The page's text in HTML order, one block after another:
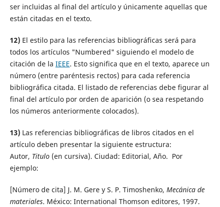
ser incluidas al final del artículo y únicamente aquellas que
están citadas en el texto.
12)El estilo para las referencias bibliográficas será para
todos los artículos "Numbered" siguiendo el modelo de
citación de la IEEE. Esto significa que en el texto, aparece un
número (entre paréntesis rectos) para cada referencia
bibliográfica citada. El listado de referencias debe figurar al
final del artículo por orden de aparición (o sea respetando
los números anteriormente colocados).
13)Las referencias bibliográficas de libros citados en el
artículo deben presentar la siguiente estructura:
Autor, Titulo(en cursiva). Ciudad: Editorial, Año. Por
ejemplo:
[Número de cita] J. M. Gere y S. P. Timoshenko, Mecánica de
materiales. México: International Thomson editores, 1997.